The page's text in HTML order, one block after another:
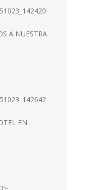
A NUESTRA
EN